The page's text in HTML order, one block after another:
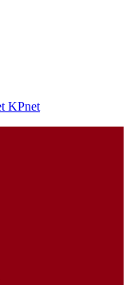
KPnet